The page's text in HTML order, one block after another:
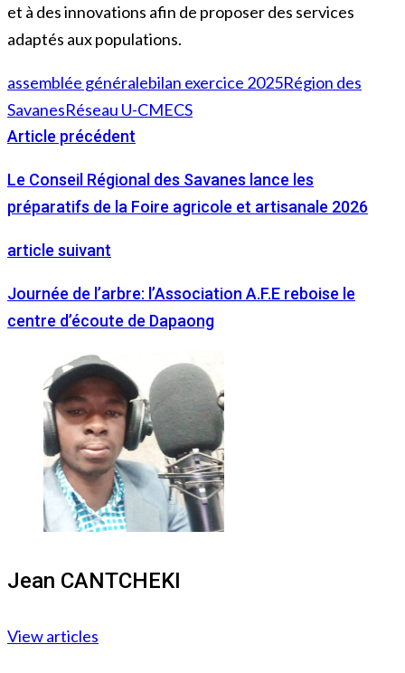
et à des innovations afin de proposer des services
adaptés aux populations.
assemblée généralebilan exercice 2025Région des
SavanesRéseau U-CMECS
Article précédent
Le Conseil Régional des Savanes lance les
préparatifs de la Foire agricole et artisanale 2026
article suivant
Journée de l’arbre: l’Association A.F.E reboise le
centre d’écoute de Dapaong
Jean CANTCHEKI
View articles